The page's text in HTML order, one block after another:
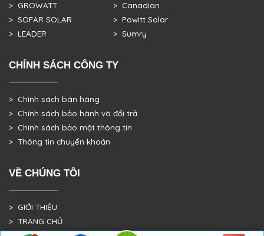
> GROWATT
> SOFAR SOLAR
> LEADER
> Canadian
> Powitt Solar
> Sumry
CHÍNH SÁCH CÔNG TY
> Chính sách bán hàng
> Chính sách bảo hành và đổi trả
> Chính sách bảo mật thông tin
> Thông tin chuyển khoản
VỀ CHÚNG TÔI
> GIỚI THIỆU
> TRANG CHỦ